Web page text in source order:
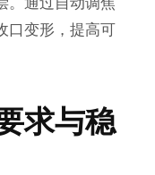
口变形，提高可
求与稳